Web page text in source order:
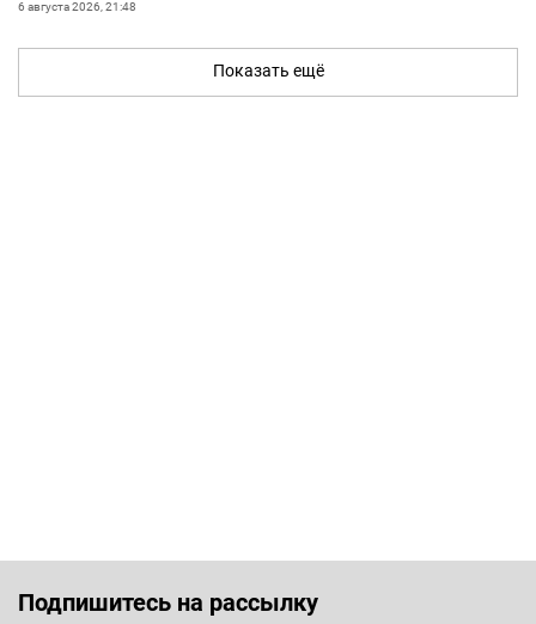
6 августа 2026, 21:48
Показать ещё
Подпишитесь на рассылку